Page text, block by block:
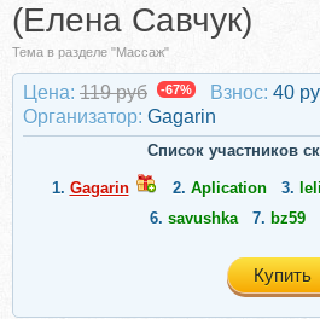
(Елена Савчук)
Тема в разделе "Массаж"
Цена: 119 руб -67% Взнос: 40
Организатор: Gagarin
Список участников
1. Gagarin 2. Aplication 3.
6. savushka 7. bz59
Купить